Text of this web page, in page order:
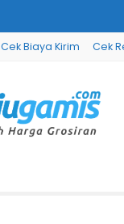
Cek Biaya Kirim Cek